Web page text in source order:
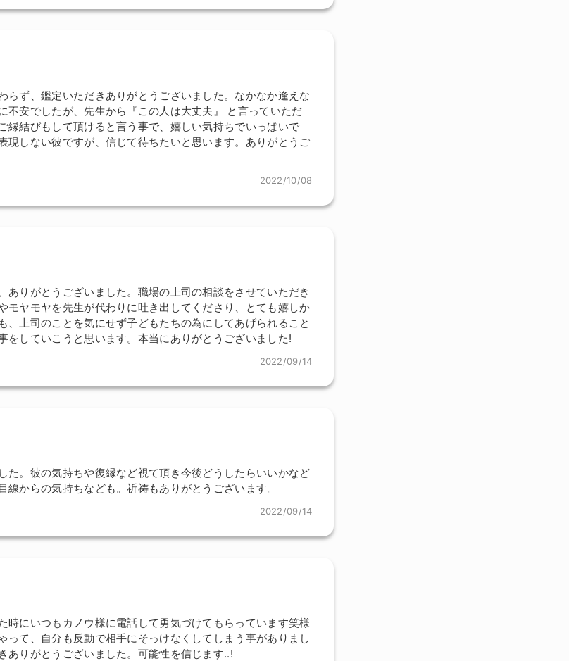
らず、鑑定いただきありがとうございました。なかなか逢えな
不安でしたが、先生から『この人は大丈夫』 と言っていただ
縁結びもして頂けると言う事で、嬉しい気持ちでいっぱいで
現しない彼ですが、信じて待ちたいと思います。ありがとうご
2022/10/08
ありがとうございました。職場の上司の相談をさせていただき
モヤモヤを先生が代わりに吐き出してくださり、とても嬉しか
、上司のことを気にせず子どもたちの為にしてあげられること
をしていこうと思います。本当にありがとうございました!
2022/09/14
た。彼の気持ちや復縁など視て頂き今後どうしたらいいかなど
線からの気持ちなども。祈祷もありがとうございます。
2022/09/14
時にいつもカノウ様に電話して勇気づけてもらっています笑様
って、自分も反動で相手にそっけなくしてしまう事がありまし
ありがとうございました。可能性を信じます..!